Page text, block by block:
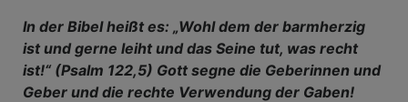
In der Bibel heißt es: „Wohl dem der barmherzig
ist und gerne leiht und das Seine tut, was recht
ist!“ (Psalm 122,5) Gott segne die Geberinnen und
Geber und die rechte Verwendung der Gaben!